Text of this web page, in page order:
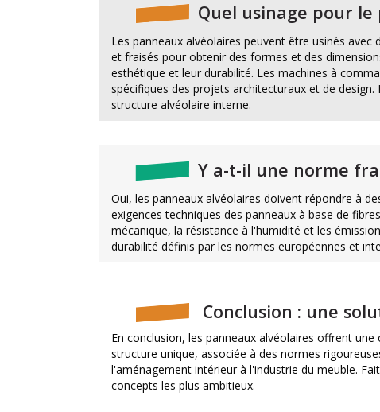
Quel usinage pour
Les panneaux alvéolaires peuvent être usinés
et fraisés pour obtenir des formes et des
esthétique et leur durabilité. Les machines à
spécifiques des projets architecturaux et de
structure alvéolaire interne.
Y a-t-il une norme
Oui, les panneaux alvéolaires doivent répondre à
exigences techniques des panneaux à base de
mécanique, la résistance à l'humidité et les
durabilité définis par les normes européennes et
Conclusion : une
En conclusion, les panneaux alvéolaires offrent
structure unique, associée à des normes
l'aménagement intérieur à l'industrie du meuble.
concepts les plus ambitieux.